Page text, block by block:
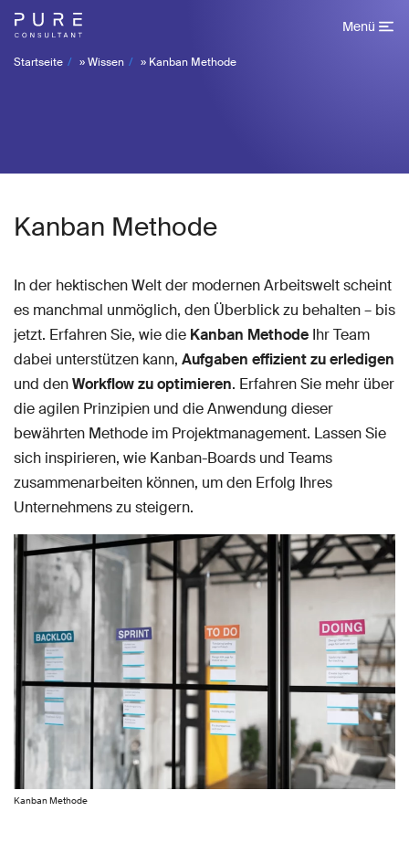
Menü
Startseite »Wissen » Kanban Methode
Kanban Methode
In der hektischen Welt der modernen Arbeitswelt scheint
es manchmal unmöglich, den Überblick zu behalten – bis
jetzt. Erfahren Sie, wie die Kanban Methode Ihr Team
dabei unterstützen kann, Aufgaben effizient zu erledigen
und denWorkflow zu optimieren. Erfahren Sie mehr über
die agilen Prinzipien und die Anwendung dieser
bewährten Methode im Projektmanagement. Lassen Sie
sich inspirieren, wie Kanban-Boards und Teams
zusammenarbeiten können, um den Erfolg Ihres
Unternehmens zu steigern.
Kanban Methode